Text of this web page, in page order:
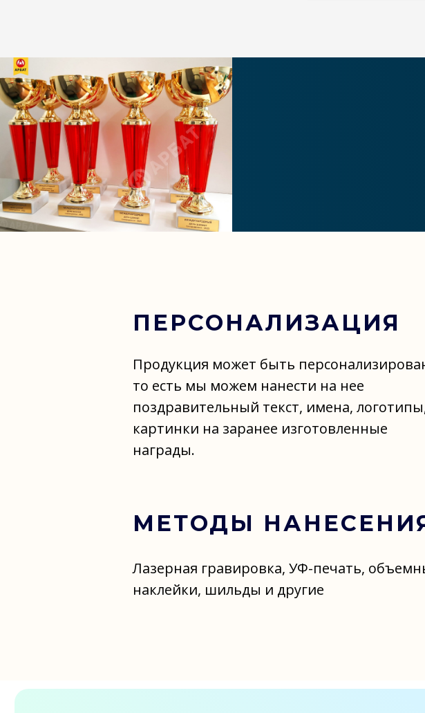
ПЕРСОНАЛИЗАЦИЯ
МЕТОДЫ
Продукция может быть
то есть мы можем нанести на нее
поздравительный текст, имена,
картинки на заранее изготовленные
награды.
Лазерная гравировка, УФ-печать,
наклейки, шильды и другие